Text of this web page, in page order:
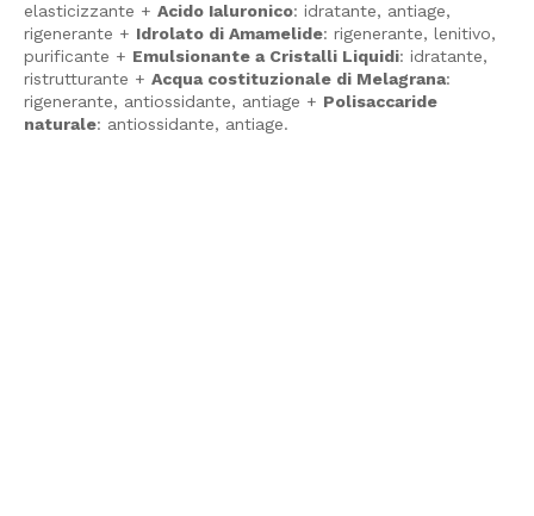
elasticizzante + Acido Ialuronico: idratante, antiage,
rigenerante + Idrolato di Amamelide: rigenerante, lenitivo,
purificante + Emulsionante a Cristalli Liquidi: idratante,
ristrutturante + Acqua costituzionale di Melagrana:
rigenerante, antiossidante, antiage + Polisaccaride
naturale: antiossidante, antiage.